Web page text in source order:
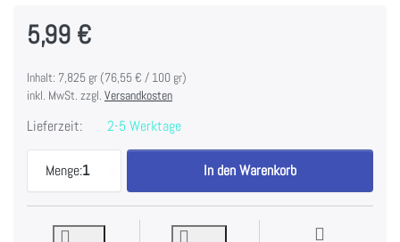
5,99 €
Inhalt: 7,825 gr (76,55 € / 100 gr)
inkl. MwSt. zzgl. Versandkosten
Lieferzeit: 2-5 Werktage
Menge:1
Tim Holtz Distress Oxide Spray 1.9fl oz-Victorian
In den Warenkorb